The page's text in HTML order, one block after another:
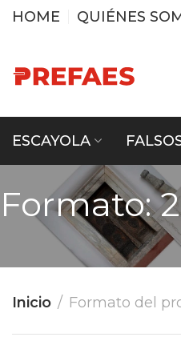
HOME QUIÉNES
ESCAYOLA
Formato:
Inicio Formato del